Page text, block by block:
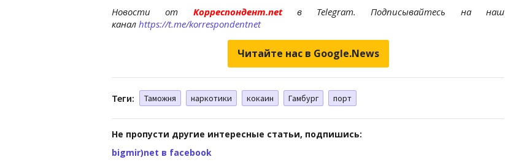
Новости от Корреспондент.net в Telegram. Подписывайтесь на наш
канал https://t.me/korrespondentnet
Читайте нас в Google.News
Теги: Таможня наркотики кокаин Гамбург порт
Не пропусти другие интересные статьи, подпишись:
bigmir)net в facebook